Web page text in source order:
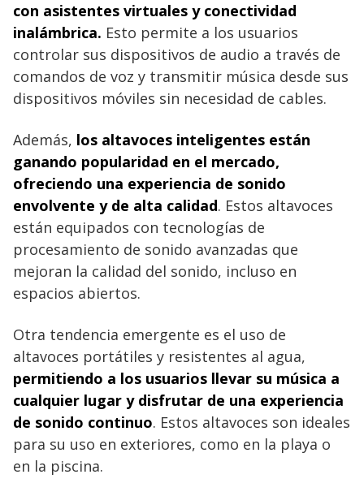
con asistentes virtuales y conectividad
inalámbrica. Esto permite a los usuarios
controlar sus dispositivos de audio a través de
comandos de voz y transmitir música desde sus
dispositivos móviles sin necesidad de cables.
Además, los altavoces inteligentes están
ganando popularidad en el mercado,
ofreciendo una experiencia de sonido
envolvente y de alta calidad. Estos altavoces
están equipados con tecnologías de
procesamiento de sonido avanzadas que
mejoran la calidad del sonido, incluso en
espacios abiertos.
Otra tendencia emergente es el uso de
altavoces portátiles y resistentes al agua,
permitiendo a los usuarios llevar su música a
cualquier lugar y disfrutar de una experiencia
de sonido continuo. Estos altavoces son ideales
para su uso en exteriores, como en la playa o
en la piscina.